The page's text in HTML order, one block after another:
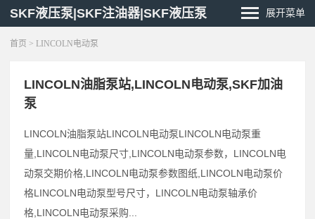
SKF液压泵|SKF注油器|SKF液压泵 展开菜单
首页 > LINCOLN电动泵
LINCOLN油脂泵站,LINCOLN电动泵,SKF加油
泵
LINCOLN油脂泵站LINCOLN电动泵LINCOLN电动泵重
量,LINCOLN电动泵尺寸,LINCOLN电动泵参数，LINCOLN电
动泵交期价格,LINCOLN电动泵参数图纸,LINCOLN电动泵价
格LINCOLN电动泵型号尺寸，LINCOLN电动泵轴承价
格,LINCOLN电动泵采购...